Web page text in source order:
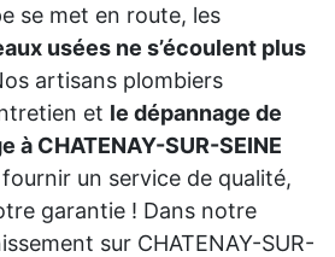
se met en route, les
usées ne s’écoulent plus
artisans plombiers
et le dépannage de
à CHATENAY-SUR-SEINE
fournir un service de qualité,
garantie ! Dans notre
sur CHATENAY-SUR-